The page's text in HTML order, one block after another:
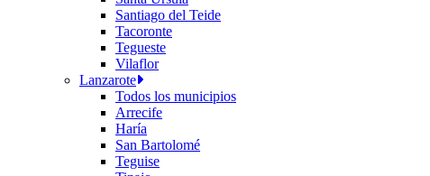
Santiago del Teide
Tacoronte
Tegueste
Vilaflor
Lanzarote
Todos los municipios
Arrecife
Haría
San Bartolomé
Teguise